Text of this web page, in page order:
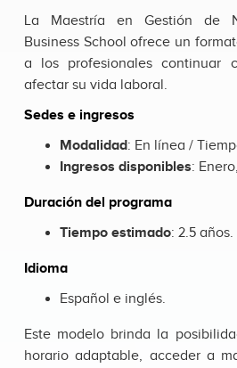
La Maestría en Gestión de
Business School ofrece un
a los profesionales continuar
afectar su vida laboral.
Sedes e ingresos
Modalidad: En línea /
Ingresos disponibles:
Duración del programa
Tiempo estimado: 2.5 años.
Idioma
Español e inglés.
Este modelo brinda la
horario adaptable, acceder a